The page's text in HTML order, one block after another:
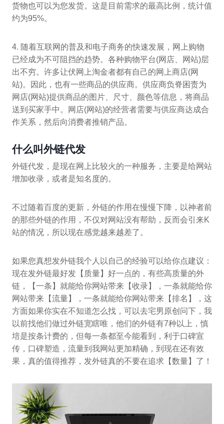
货物也可以为您发货。这是目前需求的最高比例，统计值
约为95%。
4. 随着互联网的普及和电子商务的快速发展，网上购物
已经成为不可阻挡的趋势。各种购物平台(网店、网站)层
出不穷。许多让伏网上淘金者都有自己的网上商店(网
站)。因此，也有一些商品的供应商。供应商负脊困责为
网店(网站)提供商品的图片、尺寸、颜色等信息，将商品
送到买家手中。网店(网站)的经营者需要与供应商达成合
作关系，然后向消费者推销产品。
什么叫外链代发
外链代发，是现在网上比较火的一种服务，主要是给网站
增加收录，或者是知名度的。
不过随着百度的更新，外链的作用在慢慢下降，以神者前
的那些外链的作用，不仅对网站没有帮助，反而会引来K
站的情况，所以现在感觉越来越差了。
如果您真想发外链我个人以自己的经验可以给你点建议：
现在发外链最好发【质量】好一点的，有些高质量的外
链，【一条】就能给你网站带来【收录】，一条就能给你
网站带来【流量】，一条就能给你网站带来【排名】，这
方面如果你实在不知道怎么找，可以去宅男原创问下，我
以前找他们做过外链宽瞎唯，他们的外链有7种以上，慎
培是按条计费的，但每一条都至今能看到，利于口碑宣
传，口碑塑造，流量到我网站更加精确，到现在还有效
果，真的值得推荐，发外链真的不要在追求【数量】了！